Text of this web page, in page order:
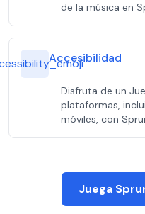
de la música en
Accesibilidad
Disfruta de un
plataformas,
móviles, con
Juega